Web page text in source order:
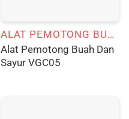
ALAT PEMOTONG BUAH DAN SAYUR
Alat Pemotong Buah Dan
Sayur VGC05